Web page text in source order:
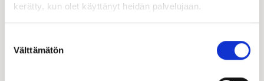
kerätty, kun olet käyttänyt heidän palvelujaan.
valinta
Välttämätön